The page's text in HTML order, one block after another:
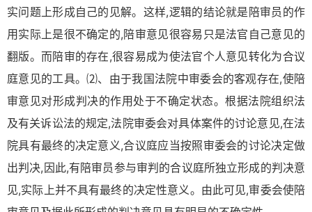
实问题上形成自己的见解。这样,逻辑的结论就是陪审员的作
用实际上是很不确定的,陪审意见很容易只是法官自己意见的
翻版。而陪审的存在,很容易成为使法官个人意见转化为合议
庭意见的工具。⑵、由于我国法院中审委会的客观存在,使陪
审意见对形成判决的作用处于不确定状态。根据法院组织法
及有关诉讼法的规定,法院审委会对具体案件的讨论意见,在法
院具有最终的决定意义,合议庭应当按照审委会的讨论决定做
出判决,因此,有陪审员参与审判的合议庭所独立形成的判决意
见,实际上并不具有最终的决定性意义。由此可见,审委会使陪